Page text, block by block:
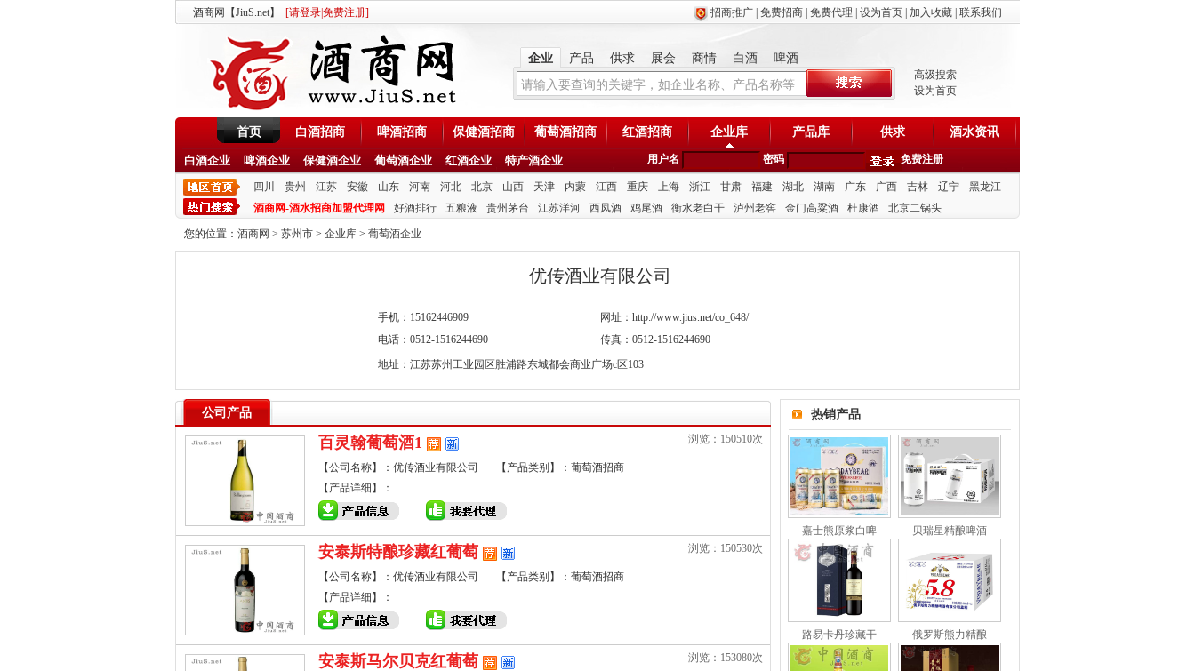
酒商网【JiuS.net】 [请登录免费注册] 招商推广 免费招商 免费代理 设为首页 加入收藏 联系我们
企业 产品 供求 展会 商情 白酒 啤酒
高级搜索
设为首页
首页 白酒招商 啤酒招商 保健酒招商 葡萄酒招商 红酒招商 企业库 产品库 供求 酒水资讯
白酒企业 啤酒企业 保健酒企业 葡萄酒企业 红酒企业 特产酒企业 用户名 密码 免费注册
四川 贵州 江苏 安徽 山东 河南 河北 北京 山西 天津 内蒙 江西 重庆 上海 浙江 甘肃 福建 湖北 湖南 广东 广西 吉林 辽宁
黑龙江
酒商网-酒水招商加盟代理网
好酒排行 五粮液 贵州茅台 江苏洋河 西凤酒 鸡尾酒 衡水老白干 泸州老窖 金门高粱酒 杜康酒 北京二锅头
您的位置： 酒商网 > 苏州市 > 企业库 > 葡萄酒企业
优传酒业有限公司
手机：15162446909
网址：http://www.jius.net/co_648/
电话：0512-1516244690
传真：0512-1516244690
地址：江苏苏州工业园区胜浦路东城都会商业广场c区103
公司产品
浏览：150510次
百灵翰葡萄酒1
【公司名称】：优传酒业有限公司
【产品类别】：葡萄酒招商
【产品详细】：
浏览：150530次
安泰斯特酿珍藏红葡萄
【公司名称】：优传酒业有限公司
【产品类别】：葡萄酒招商
【产品详细】：
浏览：153080次
安泰斯马尔贝克红葡萄
热销产品
嘉士熊原浆白啤 贝瑞星精酿啤酒
路易卡丹珍藏干 俄罗斯熊力精酿